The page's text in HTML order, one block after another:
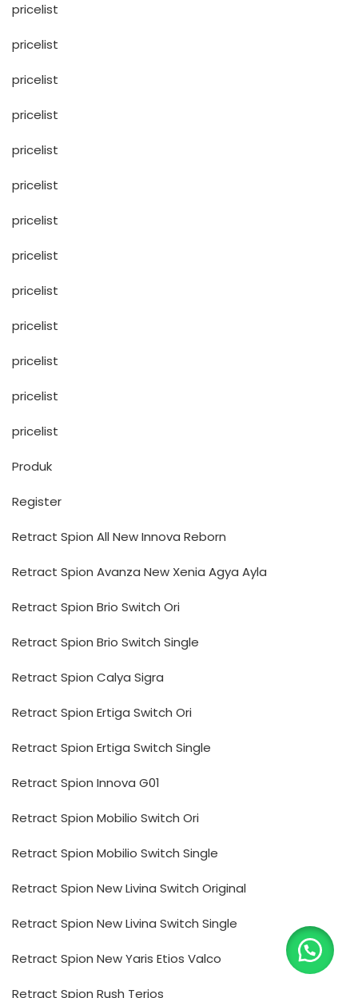
pricelist
pricelist
pricelist
pricelist
pricelist
pricelist
pricelist
pricelist
pricelist
pricelist
pricelist
pricelist
pricelist
Produk
Register
Retract Spion All New Innova Reborn
Retract Spion Avanza New Xenia Agya Ayla
Retract Spion Brio Switch Ori
Retract Spion Brio Switch Single
Retract Spion Calya Sigra
Retract Spion Ertiga Switch Ori
Retract Spion Ertiga Switch Single
Retract Spion Innova G01
Retract Spion Mobilio Switch Ori
Retract Spion Mobilio Switch Single
Retract Spion New Livina Switch Original
Retract Spion New Livina Switch Single
Retract Spion New Yaris Etios Valco
Retract Spion Rush Terios